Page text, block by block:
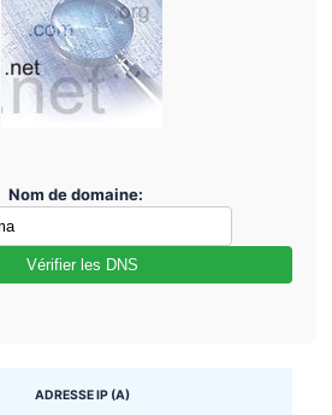
Nom de domaine:
Vérifier les DNS
ADRESSE IP (A)